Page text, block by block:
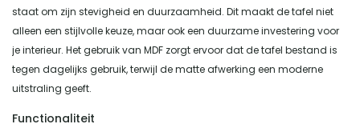
staat om zijn stevigheid en duurzaamheid. Dit maakt de tafel niet
alleen een stijlvolle keuze, maar ook een duurzame investering voor
je interieur. Het gebruik van MDF zorgt ervoor dat de tafel bestand is
tegen dagelijks gebruik, terwijl de matte afwerking een moderne
uitstraling geeft.
Functionaliteit